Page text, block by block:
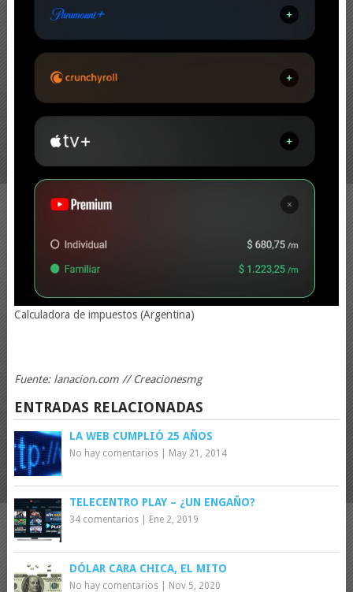
Calculadora de impuestos (Argentina)
Fuente: lanacion.com // Creacionesmg
ENTRADAS RELACIONADAS
LA WEB CUMPLIÓ 25 AÑOS
No hay comentarios| May 21, 2014
TELECENTRO PLAY – ¿UN ENGAÑO?
34 comentarios| Ene 2, 2019
DÓLAR CARA CHICA, EL MITO
No hay comentarios| Nov 5, 2020